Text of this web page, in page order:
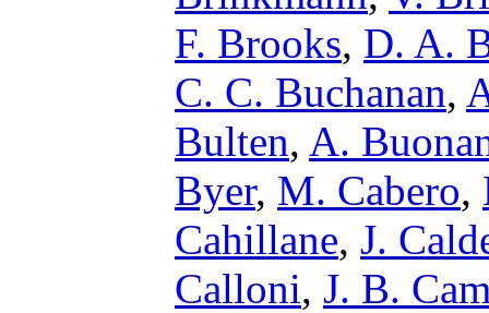
F. Brooks, D. A.
C. C. Buchanan,
Bulten, A.
Byer, M. Cabero,
Cahillane, J.
Calloni, J. B.